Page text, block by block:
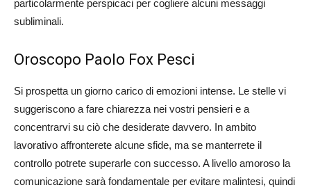
particolarmente perspicaci per cogliere alcuni messaggi
subliminali.
Oroscopo Paolo Fox Pesci
Si prospetta un giorno carico di emozioni intense. Le stelle vi
suggeriscono a fare chiarezza nei vostri pensieri e a
concentrarvi su ciò che desiderate davvero. In ambito
lavorativo affronterete alcune sfide, ma se manterrete il
controllo potrete superarle con successo. A livello amoroso la
comunicazione sarà fondamentale per evitare malintesi, quindi